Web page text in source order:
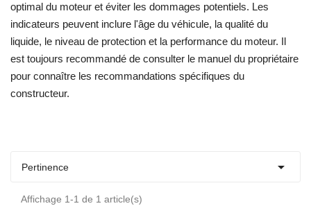
optimal du moteur et éviter les dommages potentiels. Les
indicateurs peuvent inclure l'âge du véhicule, la qualité du
liquide, le niveau de protection et la performance du moteur. Il
est toujours recommandé de consulter le manuel du propriétaire
pour connaître les recommandations spécifiques du
constructeur.
Pertinence 
Affichage 1-1 de 1 article(s)